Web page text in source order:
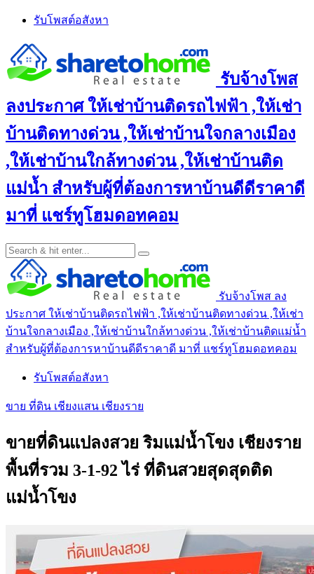
Skip
content
รับโพสต์อสังหา
รับจ้างโพส
ลงประกาศ ให้เช่าบ้านติดรถไฟฟ้า ,ให้เช่า
บ้านติดทางด่วน ,ให้เช่าบ้านใจกลางเมือง
,ให้เช่าบ้านใกล้ทางด่วน ,ให้เช่าบ้านติด
แม่น้ำ สำหรับผู้ที่ต้องการหาบ้านดีดีราคาดี
มาที่ แชร์ทูโฮมดอทคอม
รับจ้างโพส ลง
ประกาศ ให้เช่าบ้านติดรถไฟฟ้า ,ให้เช่าบ้านติดทางด่วน ,ให้เช่า
บ้านใจกลางเมือง ,ให้เช่าบ้านใกล้ทางด่วน ,ให้เช่าบ้านติดแม่น้ำ
สำหรับผู้ที่ต้องการหาบ้านดีดีราคาดี มาที่ แชร์ทูโฮมดอทคอม
รับโพสต์อสังหา
ขาย ที่ดิน เชียงแสน เชียงราย
ขายที่ดินแปลงสวย ริมแม่น้ำโขง เชียงราย
พื้นที่รวม 3-1-92 ไร่ ที่ดินสวยสุดสุดติด
แม่น้ำโขง